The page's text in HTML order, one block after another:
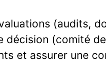
(audits,
décision (comité
et assurer une